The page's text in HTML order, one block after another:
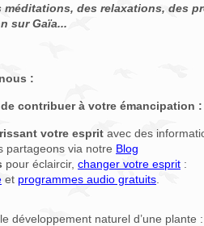
des relaxations, des
sur Gaïa...
:
contribuer à votre émancipation :
votre esprit avec des
partageons via notre Blog
pour éclaircir, changer votre esprit :
et programmes audio gratuits
développement naturel d’une plante :